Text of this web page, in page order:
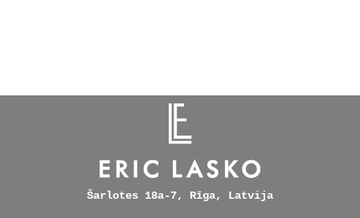
Šarlotes 18a-7, Rīga, Latvija